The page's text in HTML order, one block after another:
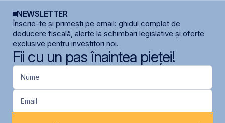
NEWSLETTER
Înscrie-te și primești pe email: ghidul complet de
deducere fiscală, alerte la schimbari legislative și oferte
exclusive pentru investitori noi.
Fii cu un pas înaintea pieței!
Nume
Email